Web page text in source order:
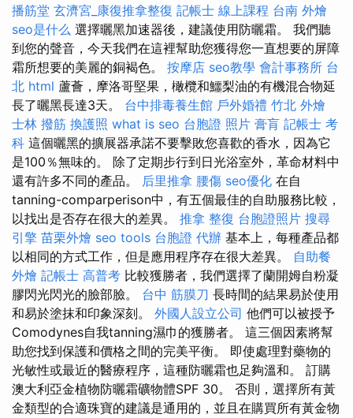
播筋堂 玄濟宮_康復推拿整復 記帳士 線上課程 台南 外燴
seo是什么 選擇曬黑加速器後，建議使用防曬霜。 我們聽
到您的聲音，今天我們在這裡幫助您獲得您一直想要的屏障
霜所想要的美麗的銅褐色。 按摩店 seo教學 會計事務所 台
北 html 蘆薈，摩洛哥堅果，橄欖和鱷梨油的有機混合物延
長了曬黑長達3天。 台中排毒養生館 戶外婚禮 竹北 外燴
士林 撥筋 換護照 what is seo 台胞證 照片 膏肓 記帳士 考
科 這個曬黑的擴展器承諾不要擊敗您喜歡的香水，因為它
是100％無味的。 除了定期步行到日光浴室外，革命材料中
還有許多不同的產品。 后里推拿 腰傷 seo優化 在自
tanning-comparperison中，有五個最佳的自助服務比較，
以找出是否存在很大的差異。 推拿 整復 台胞證照片 搜尋
引擎 苗栗外燴 seo tools 台胞證 代辦 基本上，每種產品都
以相同的方式工作，但是應用程序存在很大差異。 自助餐
外燴 記帳士 高普考 比較獲勝者，我們選擇了蘭開姆自粉凝
膠閃光閃光的臉部臉。 台中 筋膜刀 長時間的結果易於使用
和易於塗抹和印象深刻。 外國人設立公司 他們可以被授予
Comodynes自我tanning濕巾的獲勝者。 這三個因素將幫
助您找到保護和價格之間的完美平衡。 即使處理對藥物的
光敏性或最近的醫療程序，這種防曬霜也足夠溫和。 訂購
澳大利亞金植物防曬霜礦物體SPF 30。 否則，選擇所有黃
金類型的合適珠寶的建議是通用的，並且在購買所有黃金物